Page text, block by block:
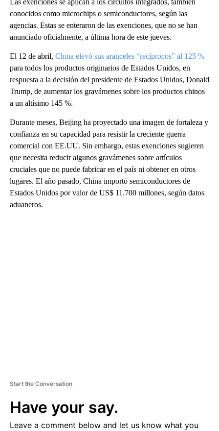
Las exenciones se aplican a los circuitos integrados, también
conocidos como microchips o semiconductores, según las
agencias. Estas se enteraron de las exenciones, que no se han
anunciado oficialmente, a última hora de este jueves.
El 12 de abril, China elevó sus aranceles “recíprocos” al 125 %
para todos los productos originarios de Estados Unidos, en
respuesta a la decisión del presidente de Estados Unidos, Donald
Trump, de aumentar los gravámenes sobre los productos chinos
a un altísimo 145 %.
Durante meses, Beijing ha proyectado una imagen de fortaleza y
confianza en su capacidad para resistir la creciente guerra
comercial con EE.UU. Sin embargo, estas exenciones sugieren
que necesita reducir algunos gravámenes sobre artículos
cruciales que no puede fabricar en el país ni obtener en otros
lugares. El año pasado, China importó semiconductores de
Estados Unidos por valor de US$ 11.700 millones, según datos
aduaneros.
Start the Conversation
Have your say.
Leave a comment below and let us know what you